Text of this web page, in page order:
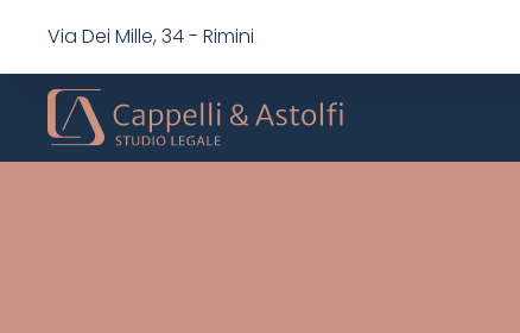
Via Dei Mille, 34 - Rimini